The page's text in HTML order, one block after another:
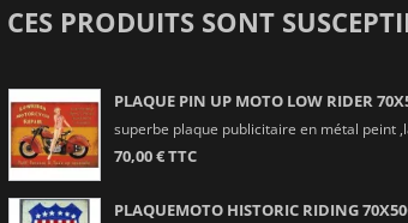
CES PRODUITS SONT
PLAQUE PIN UP MOTO LOW RIDER
superbe plaque publicitaire en métal peint
70,00 € TTC
PLAQUEMOTO HISTORIC RIDING